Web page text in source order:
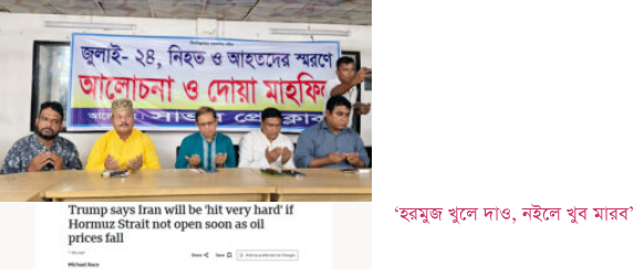
‘হরমুজ খুলে দাও, নইলে খুব মারব’